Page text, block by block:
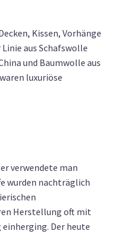
Kissen, Vorhänge
aus Schafswolle
und Baumwolle aus
luxuriöse
verwendete man
wurden nachträglich
Herstellung oft mit
Der heute